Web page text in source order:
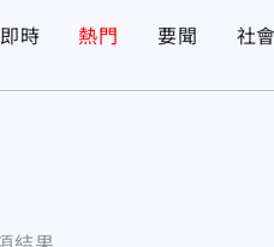
即時 熱門 要聞 社會